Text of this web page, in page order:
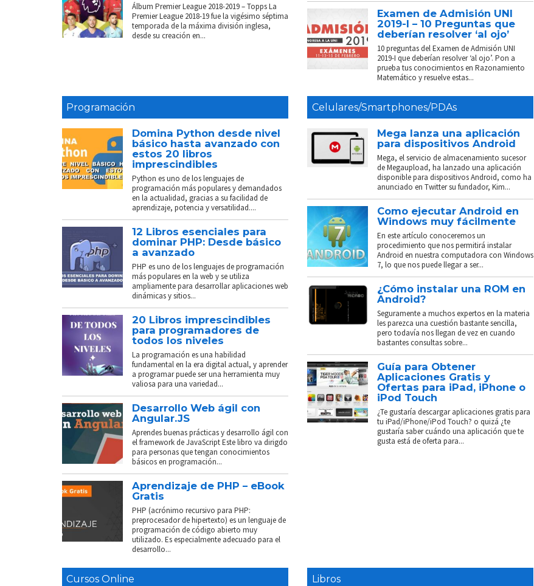
Álbum Premier League 2018-2019 – Topps La
Premier League 2018-19 fue la vigésimo séptima
temporada de la máxima división inglesa,
desde su creación en...
Examen de Admisión UNI
2019-I – 10 Preguntas que
deberían resolver ‘al ojo’
10 preguntas del Examen de Admisión UNI
2019-I que deberían resolver ‘al ojo’. Pon a
prueba tus conocimientos en Razonamiento
Matemático y resuelve estas...
Programación
Domina Python desde nivel
básico hasta avanzado con
estos 20 libros
imprescindibles
Python es uno de los lenguajes de
programación más populares y demandados
en la actualidad, gracias a su facilidad de
aprendizaje, potencia y versatilidad....
12 Libros esenciales para
dominar PHP: Desde básico
a avanzado
PHP es uno de los lenguajes de programación
más populares en la web y se utiliza
ampliamente para desarrollar aplicaciones web
dinámicas y sitios...
20 Libros imprescindibles
para programadores de
todos los niveles
La programación es una habilidad
fundamental en la era digital actual, y aprender
a programar puede ser una herramienta muy
valiosa para una variedad...
Desarrollo Web ágil con
Angular.JS
Aprendes buenas prácticas y desarrollo ágil con
el framework de JavaScript Este libro va dirigdo
para personas que tengan conocimientos
básicos en programación...
Aprendizaje de PHP – eBook
Gratis
PHP (acrónimo recursivo para PHP:
preprocesador de hipertexto) es un lenguaje de
programación de código abierto muy
utilizado. Es especialmente adecuado para el
desarrollo...
Celulares/Smartphones/PDAs
Mega lanza una aplicación
para dispositivos Android
Mega, el servicio de almacenamiento sucesor
de Megaupload, ha lanzado una aplicación
disponible para dispositivos Android, como ha
anunciado en Twitter su fundador, Kim...
Como ejecutar Android en
Windows muy fácilmente
En este artículo conoceremos un
procedimiento que nos permitirá instalar
Android en nuestra computadora con Windows
7, lo que nos puede llegar a ser...
¿Cómo instalar una ROM en
Android?
Seguramente a muchos expertos en la materia
les parezca una cuestión bastante sencilla,
pero todavía nos llegan de vez en cuando
bastantes consultas sobre...
Guía para Obtener
Aplicaciones Gratis y
Ofertas para iPad, iPhone o
iPod Touch
¿Te gustaría descargar aplicaciones gratis para
tu iPad/iPhone/iPod Touch? o quizá ¿te
gustaría saber cuándo una aplicación que te
gusta está de oferta para...
Cursos Online Libros